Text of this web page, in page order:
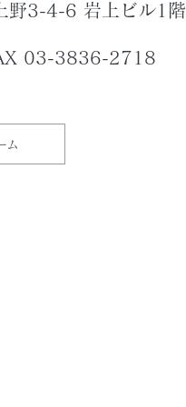
野3-4-6 岩上ビル1階
03-3836-2718
ム